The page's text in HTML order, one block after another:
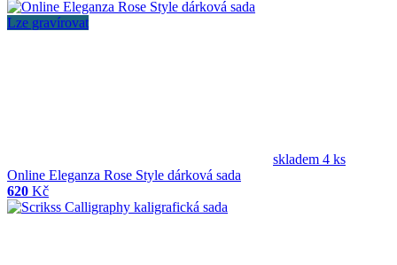
Lze gravírovat
skladem 4 ks
Online Eleganza Rose Style dárková sada
620 Kč